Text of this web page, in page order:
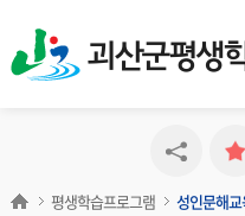
괴산군평생
평생학습프로그램 성인문해